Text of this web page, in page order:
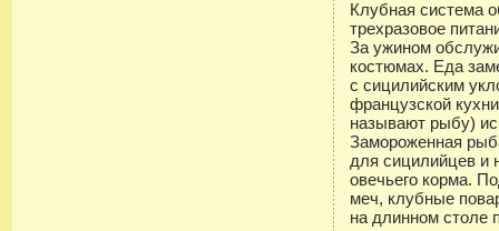
Клубная система
трехразовое
За ужином
костюмах. Еда
с сицилийским
французской
называют рыбу)
Замороженная
для сицилийцев
овечьего корма.
меч, клубные
на длинном столе